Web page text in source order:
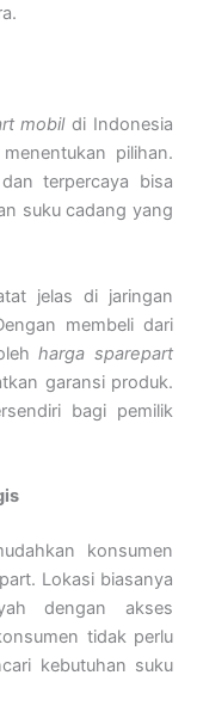
mobildi Indonesia
pilihan.
terpercaya bisa
suku cadang yang
jelas di jaringan
membeli dari
harga sparepart
garansi produk.
bagi pemilik
konsumen
Lokasi biasanya
dengan akses
tidak perlu
kebutuhan suku